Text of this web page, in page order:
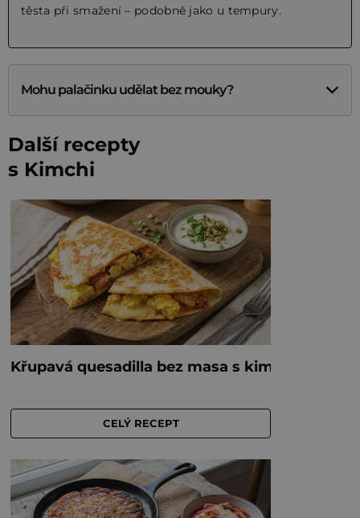
těsta při smažení – podobně jako u tempury.
Mohu palačinku udělat bez mouky?
Další recepty
s Kimchi